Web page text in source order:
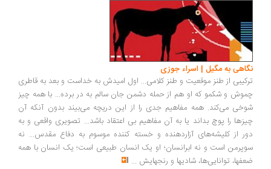
نگاهی به مگیل | اسراء جوزی
ترکیبی از طنز موقعیت و طنز کلامی... اول امیدش به خداست و بعد به قاطری
چموش و شکمو که او هم از حمله دشمن جان سالم به در برده... با همه چیز
شوخی می‌کند. همه مفاهیم جدی را از این دریچه می‌بیند بدون آنکه آن
چیزها را پوچ بداند یا به آن مفاهیم بی اعتقاد باشد... تصویری واقعی و به
دور از کلیشه‌های آزاردهنده و خسته کننده موسوم به دفاع مقدس... نه
سوپرمن است و نه ابرانسان؛ او یک انسان طبیعی است؛ یک انسان با همه
ضعفها، توانایی‌ها، شادیها و رنجهایش ...